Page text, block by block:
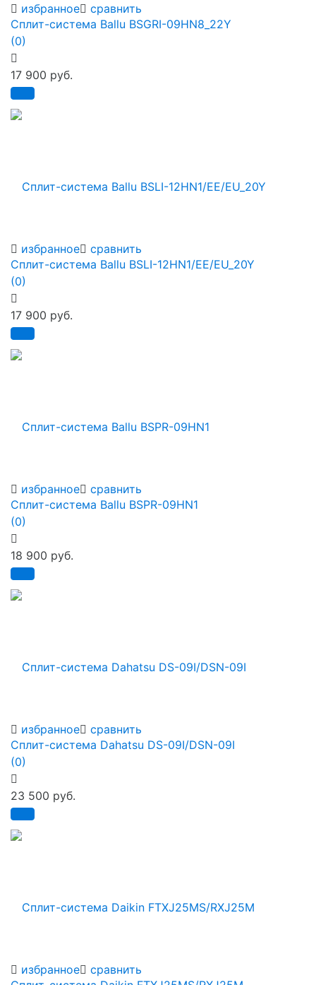
избранное сравнить
избранное сравнить
Сплит-система Ballu BSGRI-09HN8_22Y
(0)
17 900 руб.
избранное сравнить
Сплит-система Ballu BSLI-12HN1/EE/EU_20Y
(0)
17 900 руб.
избранное сравнить
Сплит-система Ballu BSPR-09HN1
(0)
18 900 руб.
избранное сравнить
Сплит-система Dahatsu DS-09I/DSN-09I
(0)
23 500 руб.